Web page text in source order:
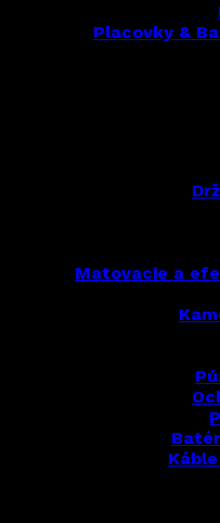
Placovky &
Matovacie a